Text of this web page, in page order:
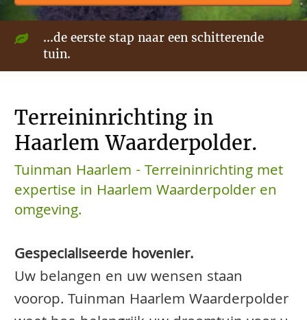
...de eerste stap naar een schitterende
tuin.
Terreininrichting in
Haarlem Waarderpolder.
Tuinman Haarlem - Terreininrichting met
expertise in Haarlem Waarderpolder en
omgeving.
Gespecialiseerde hovenier.
Uw belangen en uw wensen staan
voorop. Tuinman Haarlem Waarderpolder